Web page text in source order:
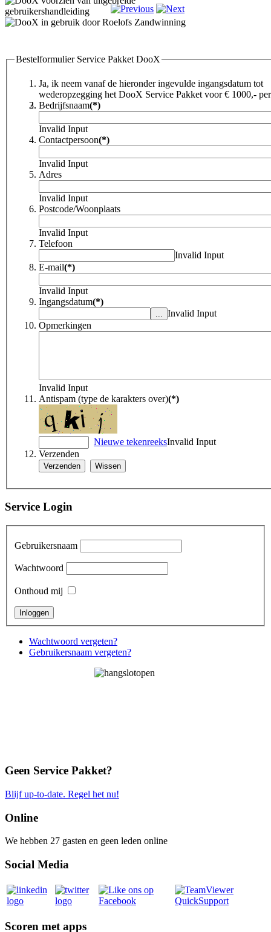
Bestelformulier Service Pakket DooX
Ja, ik neem vanaf de hieronder ingevulde ingangsdatum tot
wederopzegging het DooX Service Pakket voor € 1000,-
Bedrijfsnaam(*)
Invalid Input
Contactpersoon(*)
Invalid Input
Adres
Invalid Input
Postcode/Woonplaats
Invalid Input
Telefoon
Invalid Input
E-mail(*)
Invalid Input
Ingangsdatum(*)
Invalid Input
Opmerkingen
Invalid Input
Antispam (type de karakters over)(*)
Nieuwe tekenreeksInvalid Input
Verzenden
Service Login
Gebruikersnaam
Wachtwoord
Onthoud mij
Wachtwoord vergeten?
Gebruikersnaam vergeten?
Geen Service Pakket?
Blijf up-to-date. Regel het nu!
Online
We hebben 27 gasten en geen leden online
Social Media
Scoren met apps